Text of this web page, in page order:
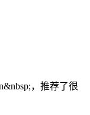
，推荐了很